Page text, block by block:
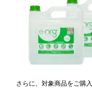
さらに、対象商品をご購